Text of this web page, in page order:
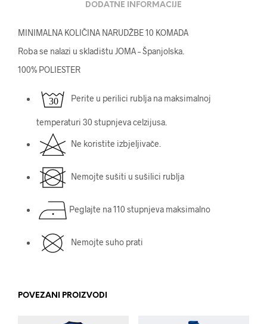
DODATNE INFORMACIJE
MINIMALNA KOLIČINA NARUDŽBE 10 KOMADA
Roba se nalazi u skladištu JOMA – Španjolska.
100% POLIESTER
Perite u perilici rublja na maksimalnoj
temperaturi 30 stupnjeva celzijusa.
Ne koristite izbjeljivače.
Nemojte sušiti u sušilici rublja
Peglajte na 110 stupnjeva maksimalno
Nemojte suho prati
POVEZANI PROIZVODI